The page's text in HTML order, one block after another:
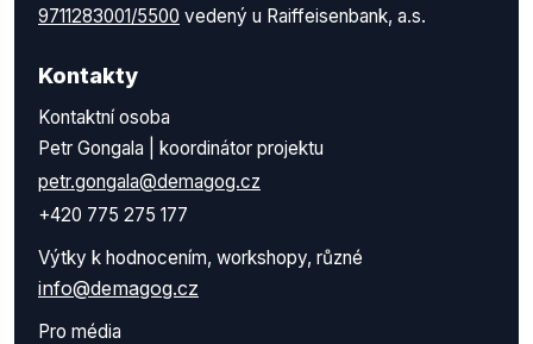
9711283001/5500 vedený u Raiffeisenbank, a.s.
Kontakty
Kontaktní osoba
Petr Gongala | koordinátor projektu
petr.gongala@demagog.cz
+420 775 275 177
Výtky k hodnocením, workshopy, různé
info@demagog.cz
Pro média